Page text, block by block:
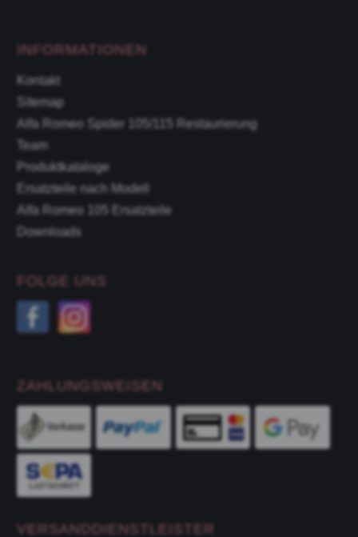
INFORMATIONEN
Kontakt
Sitemap
Alfa Romeo Spider 105/115 Restaurierung
Team
Produktkataloge
Ersatzteile nach Modell
Alfa Romeo 105 Ersatzteile
Downloads
FOLGE UNS
ZAHLUNGSWEISEN
VERSANDDIENSTLEISTER